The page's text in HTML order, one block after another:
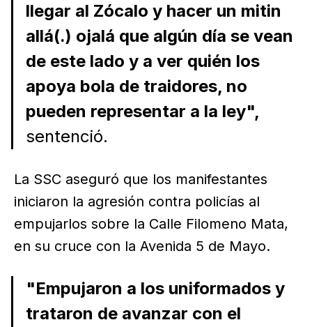
llegar al Zócalo y hacer un mitin
allá(.) ojalá que algún día se vean
de este lado y a ver quién los
apoya bola de traidores, no
pueden representar a la ley",
sentenció.
La SSC aseguró que los manifestantes
iniciaron la agresión contra policías al
empujarlos sobre la Calle Filomeno Mata,
en su cruce con la Avenida 5 de Mayo.
"Empujaron a los uniformados y
trataron de avanzar con el